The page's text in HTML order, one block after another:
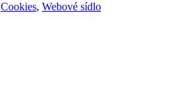
Cookies, Webové sídlo